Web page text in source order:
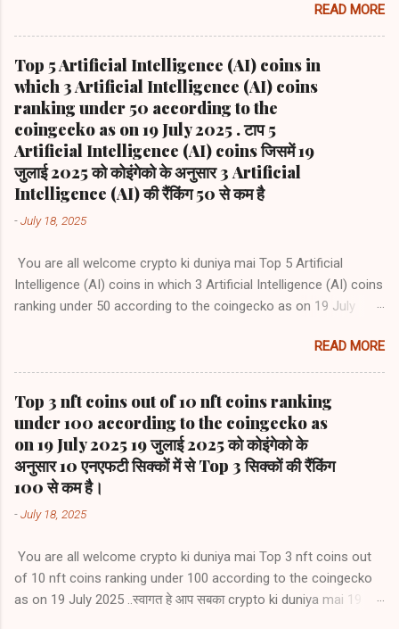
Meme coins की रैंकिंग 50 से कम है 1) Dogecoin (DOGE) #8 2)
Shiba Inu (SHIB) #22 3) Pepe (PEPE) #36 4) Bonk (BONK) # 53
5) Official Trump (TRUMP) #65
READ MORE
Top 5 Artificial Intelligence (AI) coins in
which 3 Artificial Intelligence (AI) coins
ranking under 50 according to the
coingecko as on 19 July 2025 . टाप 5
Artificial Intelligence (AI) coins जिसमें 19
जुलाई 2025 को कोइंगेको के अनुसार 3 Artificial
Intelligence (AI) की रैंकिंग 50 से कम है
-July 18, 2025
You are all welcome crypto ki duniya mai Top 5 Artificial
Intelligence (AI) coins in which 3 Artificial Intelligence (AI) coins
ranking under 50 according to the coingecko as on 19 July
Intelligence (AI) coins जिसमें 19 जुलाई 2025 को कोइंगेको के अनुसार 3
Artificial Intelligence (AI) coins की रैंकिंग 50 से कम है 1) Bittensor
(TAO) #rank39 2) NEAR Protocol (NEAR)) #rank42 3) Internet
Computer (ICP) #rank47 4) Render (RENDER) #rank62 5)
Artificial Superintelligence Alliance (FET) #rank66
READ MORE
Top 3 nft coins out of 10 nft coins ranking
under 100 according to the coingecko as
on 19 July 2025 19 जुलाई 2025 को कोइंगेको के
अनुसार 10 एनएफटी सिक्कों में से Top 3 सिक्कों की रैंकिंग
100 से कम है।
-July 18, 2025
You are all welcome crypto ki duniya mai Top 3 nft coins out
of 10 nft coins ranking under 100 according to the coingecko
as on 19 July 2025 ..स्वागत हे आप सबका crypto ki duniya mai 19